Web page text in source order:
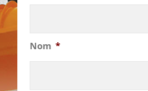
DD
Nom *